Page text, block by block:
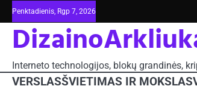
Skip
to
content
Penktadienis, Rgp 7, 2026
Interneto technologijos, blokų grandinės,
VERSLASŠVIETIMAS IR MOKSLAS